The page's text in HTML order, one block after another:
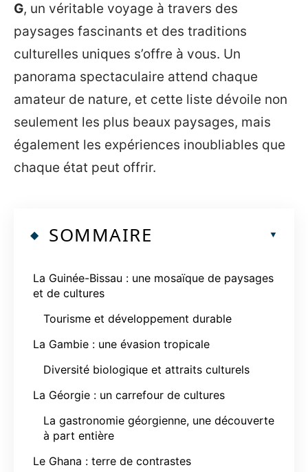
G, un véritable voyage à travers des
paysages fascinants et des traditions
culturelles uniques s’offre à vous. Un
panorama spectaculaire attend chaque
amateur de nature, et cette liste dévoile non
seulement les plus beaux paysages, mais
également les expériences inoubliables que
chaque état peut offrir.
SOMMAIRE
La Guinée-Bissau : une mosaïque de paysages
et de cultures
Tourisme et développement durable
La Gambie : une évasion tropicale
Diversité biologique et attraits culturels
La Géorgie : un carrefour de cultures
La gastronomie géorgienne, une découverte
à part entière
Le Ghana : terre de contrastes